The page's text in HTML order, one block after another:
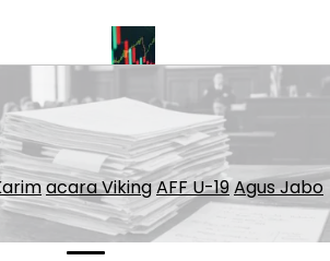
Hormuz INDEF: Merah Putih Bond
acara VikingAFF U-19Agus Jabo